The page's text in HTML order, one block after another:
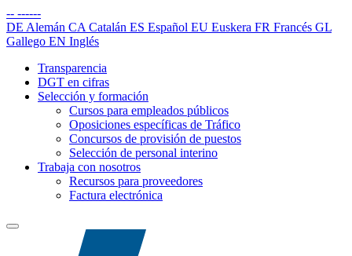
-- ------
DE Alemán CA Catalán ES Español EU Euskera FR Francés GL
Gallego EN Inglés
Transparencia
DGT en cifras
Selección y formación
Cursos para empleados públicos
Oposiciones específicas de Tráfico
Concursos de provisión de puestos
Selección de personal interino
Trabaja con nosotros
Recursos para proveedores
Factura electrónica